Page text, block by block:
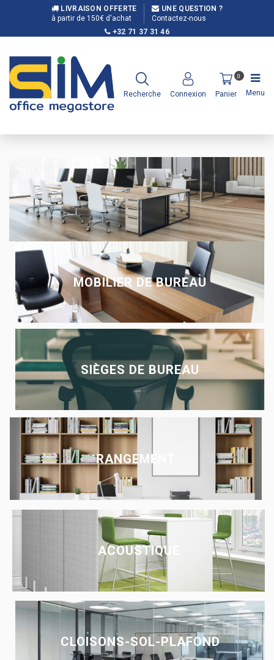
LIVRAISON OFFERTE
à partir de 150€ d'achat
UNE QUESTION ?
Contactez-nous
+32 71 37 31 46
Recherche Connexion
0
Panier Menu
MOBILIER DE BUREAU
SIÈGES DE BUREAU
RANGEMENT
ACOUSTIQUE
CLOISONS-SOL-PLAFOND